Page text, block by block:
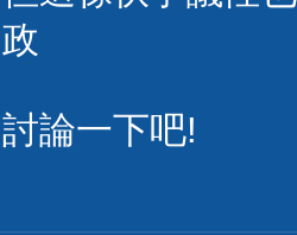
政
討論一下吧!